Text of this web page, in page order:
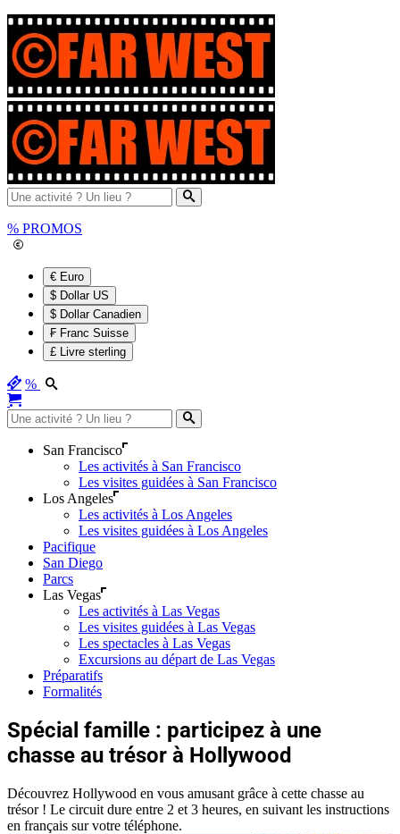
% PROMOS
€ Euro
$ Dollar US
$ Dollar Canadien
₣ Franc Suisse
£ Livre sterling
%
San Francisco
Les activités à San Francisco
Les visites guidées à San Francisco
Los Angeles
Les activités à Los Angeles
Les visites guidées à Los Angeles
Pacifique
San Diego
Parcs
Las Vegas
Les activités à Las Vegas
Les visites guidées à Las Vegas
Les spectacles à Las Vegas
Excursions au départ de Las Vegas
Préparatifs
Formalités
Spécial famille : participez à une
chasse au trésor à Hollywood
Découvrez Hollywood en vous amusant grâce à cette chasse au
trésor ! Le circuit dure entre 2 et 3 heures, en suivant les instructions
en français sur votre téléphone.